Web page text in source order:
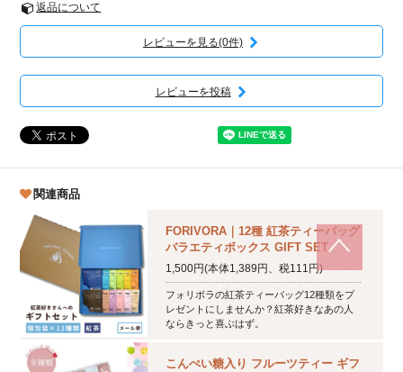
返品について
レビューを見る(0件)
レビューを投稿
関連商品
FORIVORA｜12種 紅茶ティーバッグ
バラエティボックス GIFT SET
1,500円(本体1,389円、税111円)
フォリボラの紅茶ティーバッグ12種類をプ
レゼントにしませんか？紅茶好きなあの人
ならきっと喜ぶはず。
こんぺい糖入り フルーツティー ギフ